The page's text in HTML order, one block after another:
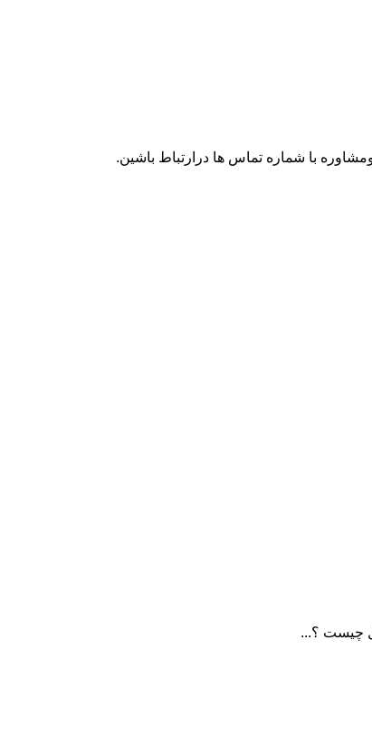
با شماره تماس ها درارتباط باشین.
چیست ؟...